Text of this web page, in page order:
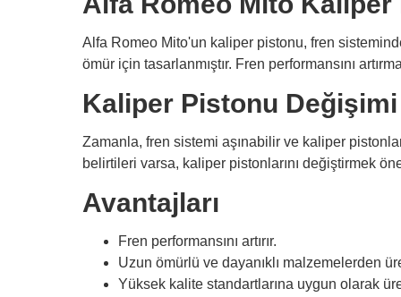
Alfa Romeo Mito'un kaliper pistonu, fren
ömür için tasarlanmıştır. Fren performansını
Kaliper Pistonu Değişimi
Zamanla, fren sistemi aşınabilir ve kaliper
belirtileri varsa, kaliper pistonlarını değiştirmek
Avantajları
Fren performansını artırır.
Uzun ömürlü ve dayanıklı malzemelerden
Yüksek kalite standartlarına uygun olarak